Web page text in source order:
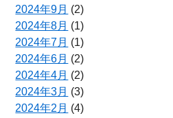
2024年9月 (2)
2024年8月 (1)
2024年7月 (1)
2024年6月 (2)
2024年4月 (2)
2024年3月 (3)
2024年2月 (4)